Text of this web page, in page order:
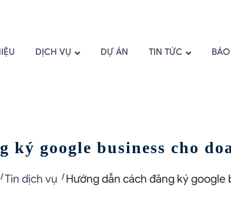
DỊCH VỤ DỰ ÁN TIN TỨC
ký google business cho
Tin dịch vụ Hướng dẫn cách đăng ký